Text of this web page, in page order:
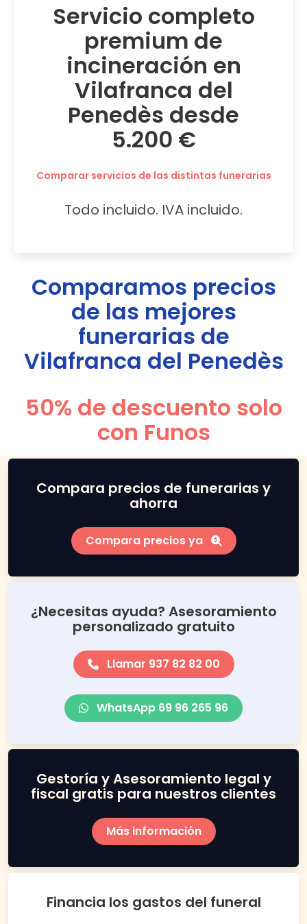
Servicio completo
premium de
incineración en
Vilafranca del
Penedès desde
5.200 €
Comparar servicios de las distintas funerarias
Todo incluido. IVA incluido.
Comparamos precios
de las mejores
funerarias de
Vilafranca del Penedès
50% de descuento solo
con Funos
Compara precios de funerarias y
ahorra
Compara precios ya
¿Necesitas ayuda? Asesoramiento
personalizado gratuito
Llamar 937 82 82 00
WhatsApp 69 96 265 96
Gestoría y Asesoramiento legal y
fiscal gratis para nuestros clientes
Más información
Financia los gastos del funeral